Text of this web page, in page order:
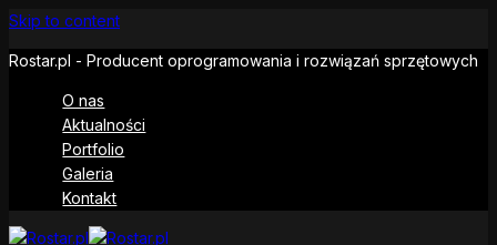
Skip to content
Rostar.pl - Producent oprogramowania i rozwiązań sprzętowych
O nas
Aktualności
Portfolio
Galeria
Kontakt